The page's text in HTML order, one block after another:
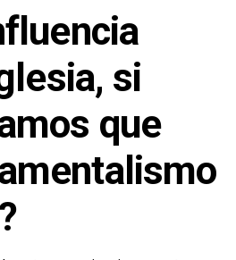
si
que